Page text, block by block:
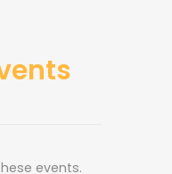
events.